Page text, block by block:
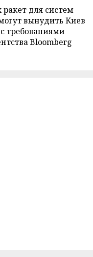
для систем
вынудить Киев
требованиями
Bloomberg